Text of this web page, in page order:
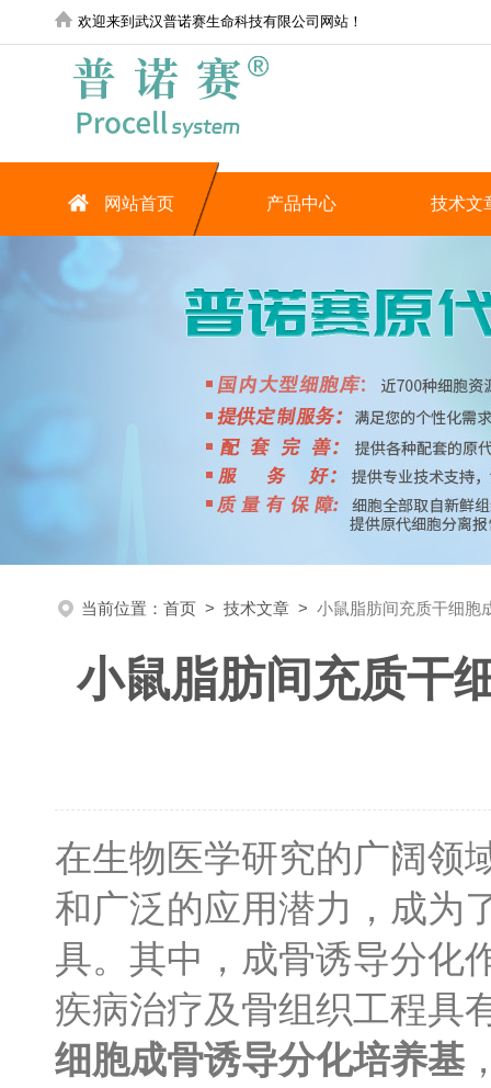
欢迎来到武汉普诺赛生命科技有限公司网站！
网站首页 产品中心 技术文
当前位置： 首页 > 技术文章 > 小鼠脂肪间充质干细胞
小鼠脂肪间充质干
在生物医学研究的广阔领
和广泛的应用潜力，成为
具。其中，成骨诱导分化
疾病治疗及骨组织工程具
细胞成骨诱导分化培养基